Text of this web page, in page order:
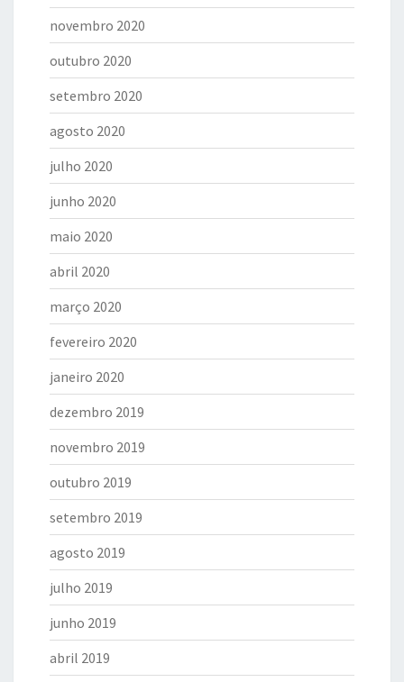
novembro 2020
outubro 2020
setembro 2020
agosto 2020
julho 2020
junho 2020
maio 2020
abril 2020
março 2020
fevereiro 2020
janeiro 2020
dezembro 2019
novembro 2019
outubro 2019
setembro 2019
agosto 2019
julho 2019
junho 2019
abril 2019